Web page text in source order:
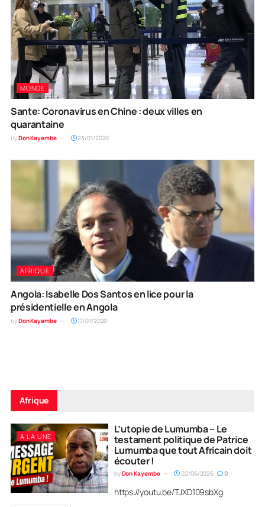
MONDE
Sante: Coronavirus en Chine : deux villes en
quarantaine
byDon Kayembe 23/01/2020
AFRIQUE
Angola: Isabelle Dos Santos en lice pour la
présidentielle en Angola
byDon Kayembe 17/01/2020
Afrique
A LA UNE
L’utopie de Lumumba – Le
testament politique de Patrice
Lumumba que tout Africain doit
écouter !
byDon Kayembe 02/06/2026 0
https://youtu.be/TJXD109sbXg